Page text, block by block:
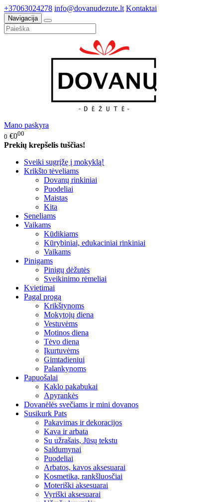
+37063024278 info@dovanudezute.lt Kontaktai
Navigacija
Mano paskyra
0 €000
Prekių krepšelis tuščias!
Sveiki sugrįžę į mokyklą!
Krikšto tėveliams
Dovanų rinkiniai
Puodeliai
Maistas
Kita
Seneliams
Vaikams
Kūdikiams
Kūrybiniai, edukaciniai rinkiniai
Vaikams
Pinigams
Pinigų dėžutės
Sveikinimo rėmeliai
Kvietimai
Pagal progą
Krikštynoms
Mokytojų diena
Vestuvėms
Motinos diena
Tėvo diena
Įkurtuvėms
Gimtadieniui
Palankynoms
Papuošalai
Kaklo pakabukai
Apyrankės
Dovanėlės svečiams ir mini dovanos
Susikurk Pats
Pakavimas ir dekoracijos
Kava ir arbata
Su užrašais, Jūsų tekstu
Saldumynai
Puodeliai
Arbatos, kavos aksesuarai
Kosmetika, rankšluosčiai
Moteriški aksesuarai
Vyriški aksesuarai